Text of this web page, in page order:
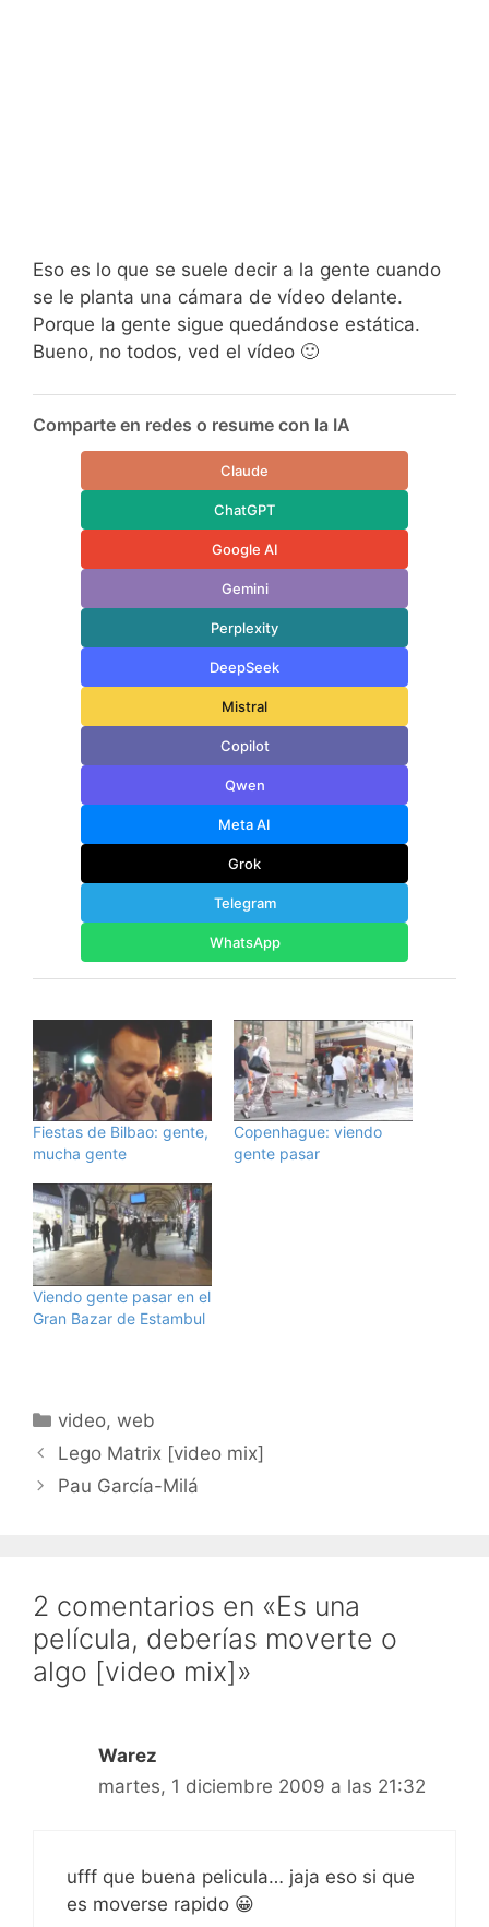
Eso es lo que se suele decir a la gente cuando
se le planta una cámara de vídeo delante.
Porque la gente sigue quedándose estática.
Bueno, no todos, ved el vídeo 🙂
Comparte en redes o resume con la IA
Claude
ChatGPT
Google AI
Gemini
Perplexity
DeepSeek
Mistral
Copilot
Qwen
Meta AI
Grok
Telegram
WhatsApp
Fiestas de Bilbao: gente,
mucha gente
Copenhague: viendo
gente pasar
Viendo gente pasar en el
Gran Bazar de Estambul
Categorías
video,web
Lego Matrix [video mix]
Pau García-Milá
2 comentarios en «Es una
película, deberías moverte o
algo [video mix]»
Warez
martes, 1 diciembre 2009 a las 21:32
ufff que buena pelicula… jaja eso si que
es moverse rapido 😀